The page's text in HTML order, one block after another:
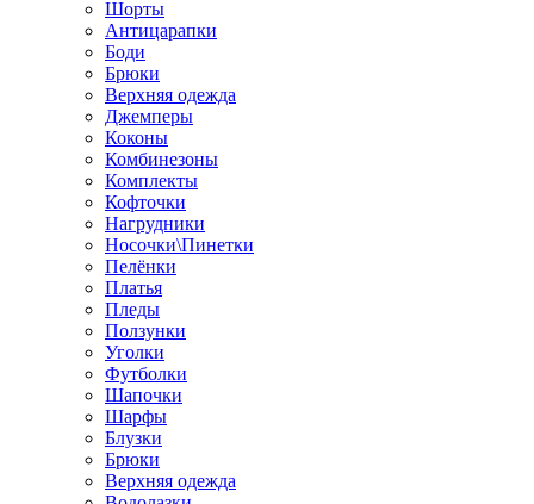
Шорты
Антицарапки
Боди
Брюки
Верхняя одежда
Джемперы
Коконы
Комбинезоны
Комплекты
Кофточки
Нагрудники
Носочки\Пинетки
Пелёнки
Платья
Пледы
Ползунки
Уголки
Футболки
Шапочки
Шарфы
Блузки
Брюки
Верхняя одежда